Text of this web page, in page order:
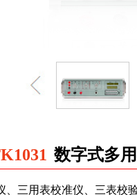
数字式多
、三用表校准仪、三表校